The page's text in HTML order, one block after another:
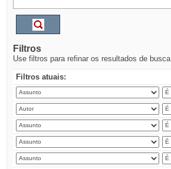
Filtros
Use filtros para refinar os resultados de busca.
Filtros atuais: